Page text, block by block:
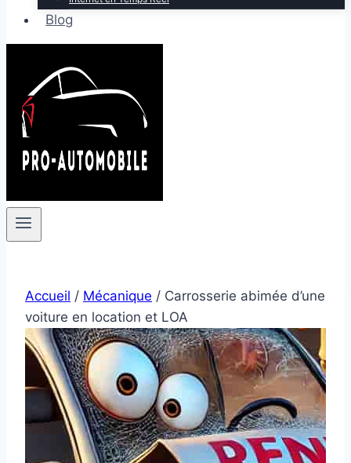
Blog
Accueil / Mécanique / Carrosserie abimée d’une
voiture en location et LOA